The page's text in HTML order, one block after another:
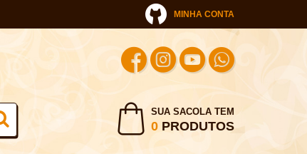
MINHA CONTA
SUA SACOLA TEM
0PRODUTOS